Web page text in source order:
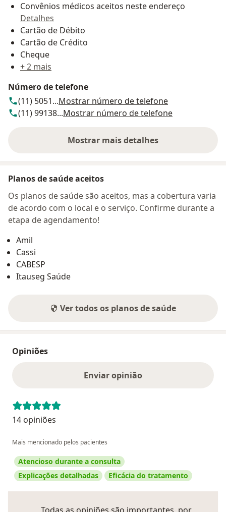
Convênios médicos aceitos neste endereço
Detalhes
Cartão de Débito
Cartão de Crédito
Cheque
+ 2 mais
Número de telefone
(11) 5051...Mostrar número de telefone
(11) 99138...Mostrar número de telefone
Mostrar mais detalhes
sobre o endereço
Planos de saúde aceitos
Os planos de saúde são aceitos, mas a cobertura varia
de acordo com o local e o serviço. Confirme durante a
etapa de agendamento!
Amil
Cassi
CABESP
Itauseg Saúde
Ver todos os planos de saúde
Opiniões
Enviar opinião
14 opiniões
Mais mencionado pelos pacientes
Atencioso durante a consulta
Explicações detalhadas
Eficácia do tratamento